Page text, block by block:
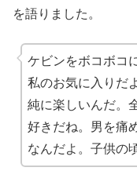
を語りました。
ケビンをボコボコ
私のお気に入りだ
純に楽しいんだ。
好きだね。男を痛
なんだよ。子供の